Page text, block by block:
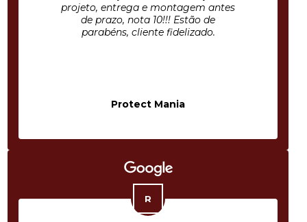
projeto, entrega e montagem antes
de prazo, nota 10!!! Estão de
parabéns, cliente fidelizado.
Protect Mania